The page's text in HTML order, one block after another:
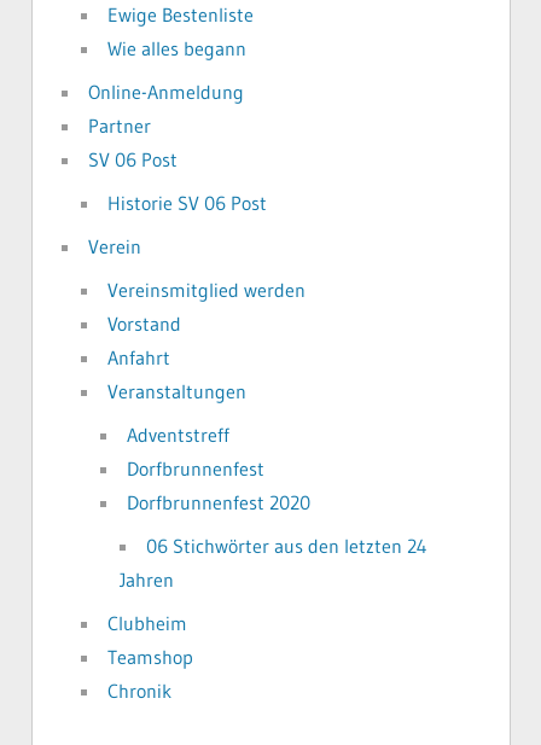
Ewige Bestenliste
Wie alles begann
Online-Anmeldung
Partner
SV 06 Post
Historie SV 06 Post
Verein
Vereinsmitglied werden
Vorstand
Anfahrt
Veranstaltungen
Adventstreff
Dorfbrunnenfest
Dorfbrunnenfest 2020
06 Stichwörter aus den letzten 24
Jahren
Clubheim
Teamshop
Chronik